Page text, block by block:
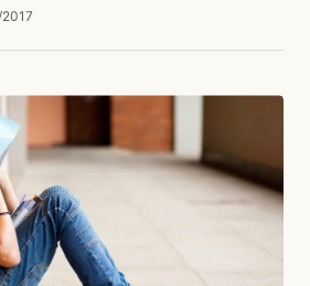
como uma melancia ,